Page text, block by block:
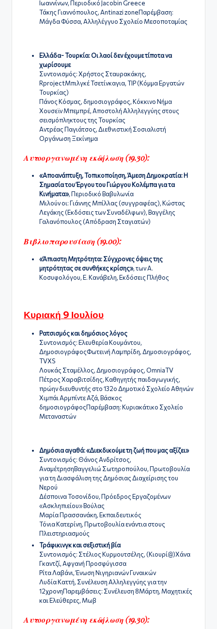
Ιωαννίνων, Περιοδικό Jacobin Greece
Τάκης Γιαννόπουλος, Antinazi zoneΠαρέμβαση:
Μάγδα Φύσσα, Αλληλέγγυο Σχολείο Μεσοποταμίας
Ελλάδα- Τουρκία: Οι λαοί δεν έχουμε τίποτα να
χωρίσουμε
Συντονισμός: Χρήστος Σταυρακάκης,
RprojectΜπιλγκέ Τσετίνκαγια, TIP (Κόμμα Εργατών
Τουρκίας)
Πάνος Κόσμας, δημοσιογράφος, Κόκκινο Νήμα
Χουσεϊν Μπεμπρέ, Αποστολή Αλληλεγγύης στους
σεισμόπληκτους της Τουρκίας
Αντρέας Παγιάτσος, Διεθνιστική Σοσιαλιστή
Οργάνωση Ξεκίνημα
Αυτοοργανωμένη εκδήλωση (19.30):
«Αποανάπτυξη, Τοπικοποίηση, Άμεση Δημοκρατία: Η
Σημασία του Έργου του Γιώργου Κολέμπα για τα
Κινήματα», Περιοδικό Βαβυλωνία
Μιλούν οι: Γιάννης Μπίλλας (συγγραφέας), Κώστας
Λεγάκης (Εκδόσεις των Συναδέλφων), Βαγγέλης
Γαλανόπουλος (Απόδραση Σταγιατών)
Βιβλιοπαρουσίαση (19.00):
«Άπιαστη Μητρότητα: Σύγχρονες όψεις της
μητρότητας σε συνθήκες κρίσης», των Α.
Κοσυφολόγου, Ε. Κανάβελη, Εκδόσεις Πλήθος
Κυριακή 9 Ιουλίου
Ρατσισμός και δημόσιος λόγος
Συντονισμός: Ελευθερία Κουμάντου,
ΔημοσιογράφοςΦωτεινή Λαμπρίδη, Δημοσιογράφος,
TVXS
Λουκάς Σταμέλλος, Δημοσιογράφος, OmniaTV
Πέτρος Χαραβιτσίδης, Καθηγητής παιδαγωγικής,
πρώην διευθυντής στο 132ο Δημοτικό Σχολείο Αθηνών
Χιμπάι Αρμπίντε Αζά, Βάσκος
δημοσιογράφοςΠαρέμβαση: Κυριακάτικο Σχολείο
Μεταναστών
Δημόσια αγαθά: «Διεκδικούμε τη ζωή που μας αξίζει»
Συντονισμός: Θάνος Ανδρίτσος,
ΑναμέτρησηΒαγγελιώ Σωτηροπούλου, Πρωτοβουλία
για τη Διασφάλιση της Δημόσιας Διαχείρισης του
Νερού
Δέσποινα Τοσονίδου, Πρόεδρος Εργαζομένων
«Ασκληπιείου» Βούλας
Μαρία Πρασσανάκη, Εκπαιδευτικός
Τόνια Κατερίνη, Πρωτοβουλία ενάντια στους
Πλειστηριασμούς
Τράφικινγκ και σεξιστική βία
Συντονισμός: Στέλιος Κυρμουτσέλης, (Κιουρί@)Χάνα
Γκαντζί, Αφγανή Προσφύγισσα
Ρίτα Λαβάνι, Ένωση Νιγηριανών Γυναικών
Λυδία Καττή, Συνέλευση Αλληλεγγύης για την
12χρονηΠαρεμβάσεις: Συνέλευση 8Μάρτη, Μαχητικές
και Ελεύθερες, Μωβ
Αυτοοργανωμένη εκδήλωση (19.30):